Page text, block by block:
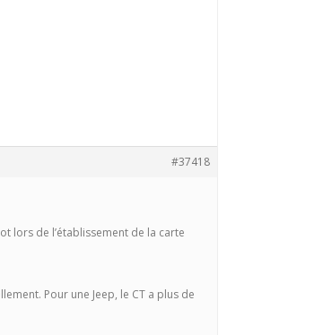
#37418
lors de l’établissement de la carte
Pour une Jeep, le CT a plus de